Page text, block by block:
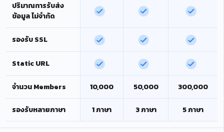
ปริมาณการรับส่ง
ข้อมูล ไม่จำกัด
รองรับ SSL
Static URL
จำนวน Members 10,000 50,000 300,000
รองรับหลายภาษา 1 ภาษา 3 ภาษา 5 ภาษา